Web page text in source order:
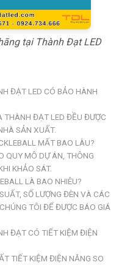
tại Thành Đạt LED
ĐẠT LED CÓ BẢO HÀNH
THÀNH ĐẠT LED ĐỀU ĐƯỢC
SẢN XUẤT.
MẤT BAO LÂU?
QUY MÔ DỰ ÁN, THÔNG
KHẢO SÁT.
LÀ BAO NHIÊU?
SỐ LƯỢNG ĐÈN VÀ CÁC
TÔI ĐỂ ĐƯỢC BÁO GIÁ
ĐẠT CÓ TIẾT KIỆM ĐIỆN
TIẾT KIỆM ĐIỆN NĂNG SO